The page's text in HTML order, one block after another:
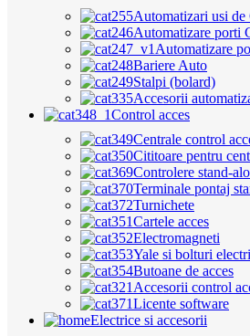
Automatizari usi de
Automatizare porti
Automatizare
Bariere Auto
Stalpi (bolard)
Accesorii
Control acces
Centrale control
Cititoare pentru
Controlere stand-
Terminale pontaj
Turnichete
Cartele acces
Electromagneti
Yale si bolturi
Butoane de acces
Accesorii control
Licente software
Electrice si accesorii